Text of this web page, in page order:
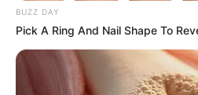
BUZZ DAY
Pick A Ring And Nail Shape To